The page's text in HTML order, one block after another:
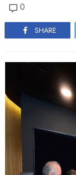
0
SHARE